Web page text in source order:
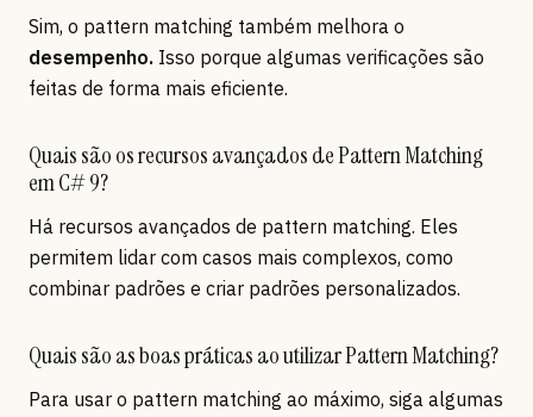
Sim, o pattern matching também melhora o
desempenho. Isso porque algumas verificações são
feitas de forma mais eficiente.
Quais são os recursos avançados de Pattern Matching
em C# 9?
Há recursos avançados de pattern matching. Eles
permitem lidar com casos mais complexos, como
combinar padrões e criar padrões personalizados.
Quais são as boas práticas ao utilizar Pattern Matching?
Para usar o pattern matching ao máximo, siga algumas